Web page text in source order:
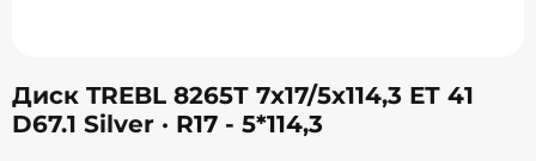
Диск TREBL 8265Т 7х17/5х114,3 ЕТ 41
D67.1 Silver · R17 - 5*114,3